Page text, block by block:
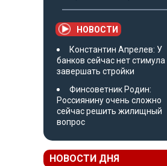
НОВОСТИ
Константин Апрелев: У
банков сейчас нет стимула
завершать стройки
Финсоветник Родин:
Россиянину очень сложно
сейчас решить жилищный
вопрос
НОВОСТИ ДНЯ